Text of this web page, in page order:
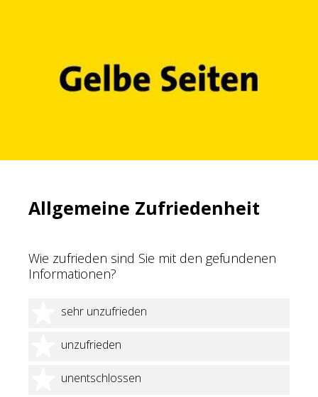
Allgemeine Zufriedenheit
Wie zufrieden sind Sie mit den gefundenen
Informationen?
sehr unzufrieden
1 Stern
unzufrieden
2 Sterne
unentschlossen
3 Sterne